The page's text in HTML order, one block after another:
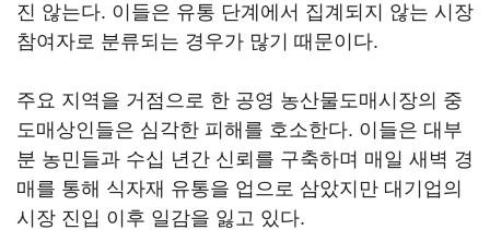
진 않는다. 이들은 유통 단계에서 집계되지 않는 시장
참여자로 분류되는 경우가 많기 때문이다.
주요 지역을 거점으로 한 공영 농산물도매시장의 중
도매상인들은 심각한 피해를 호소한다. 이들은 대부
분 농민들과 수십 년간 신뢰를 구축하며 매일 새벽 경
매를 통해 식자재 유통을 업으로 삼았지만 대기업의
시장 진입 이후 일감을 잃고 있다.